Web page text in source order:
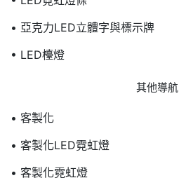
• 亞克力LED立體字與標示牌
• LED檯燈
其他導航
• 客製化
• 客製化LED霓虹燈
• 客製化霓虹燈